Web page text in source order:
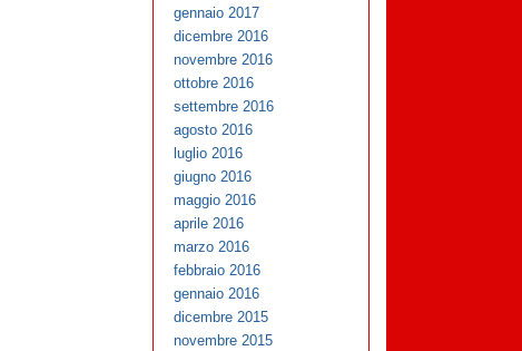
gennaio 2017
dicembre 2016
novembre 2016
ottobre 2016
settembre 2016
agosto 2016
luglio 2016
giugno 2016
maggio 2016
aprile 2016
marzo 2016
febbraio 2016
gennaio 2016
dicembre 2015
novembre 2015